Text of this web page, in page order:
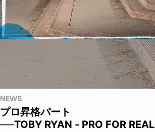
NEWS
プロ昇格パート
──TOBY RYAN - PRO FOR REAL